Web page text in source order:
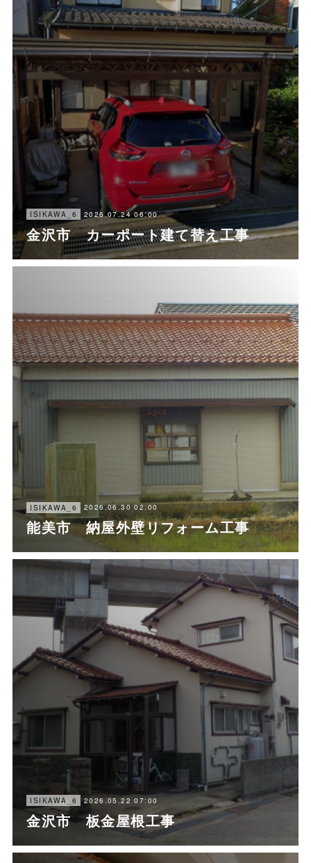
ISIKAWA_6 2026.07.24 06:00
金沢市 カーポート建て替え工事
ISIKAWA_6 2026.06.30 02:00
能美市 納屋外壁リフォーム工事
ISIKAWA_6 2026.05.22 07:00
金沢市 板金屋根工事